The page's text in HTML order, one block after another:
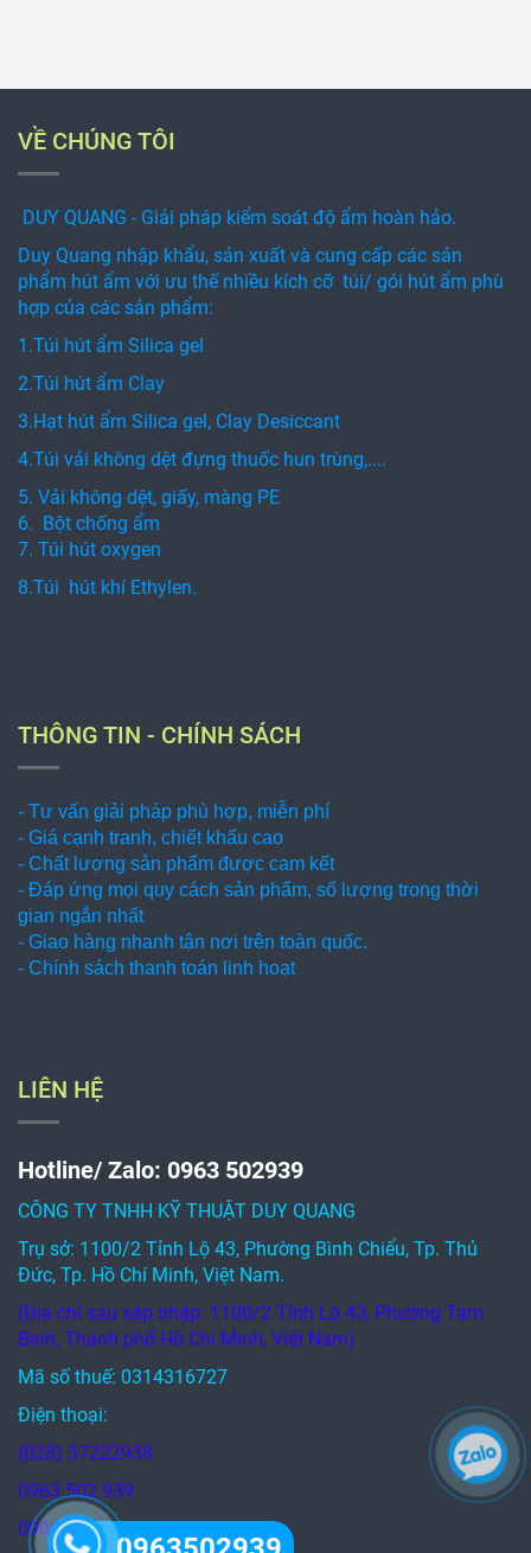
VỀ CHÚNG TÔI
DUY QUANG - Giải pháp kiểm soát độ ẩm hoàn hảo.
Duy Quang nhập khẩu, sản xuất và cung cấp các sản
phẩm hút ẩm với ưu thế nhiều kích cỡ túi/ gói hút ẩm phù
hợp của các sản phẩm:
1.Túi hút ẩm Silica gel
2.Túi hút ẩm Clay
3.Hạt hút ẩm Silica gel, Clay Desiccant
4.Túi vải không dệt đựng thuốc hun trùng,....
5. Vải không dệt, giấy, màng PE
6. Bột chống ẩm
7. Túi hút oxygen
8.Túi hút khí Ethylen.
THÔNG TIN - CHÍNH SÁCH
- Tư vấn giải pháp phù hợp, miễn phí
- Giá cạnh tranh, chiết khấu cao
- Chất lượng sản phẩm được cam kết
- Đáp ứng mọi quy cách sản phẩm, số lượng trong thời
gian ngắn nhất
- Giao hàng nhanh tận nơi trên toàn quốc.
- Chính sách thanh toán linh hoạt
LIÊN HỆ
Hotline/ Zalo: 0963 502939
CÔNG TY TNHH KỸ THUẬT DUY QUANG
Trụ sở: 1100/2 Tỉnh Lộ 43, Phường Bình Chiểu, Tp. Thủ
Đức, Tp. Hồ Chí Minh, Việt Nam.
(Địa chỉ sau sáp nhập: 1100/2 Tỉnh Lộ 43, Phường Tam
Bình, Thành phố Hồ Chí Minh, Việt Nam)
Mã số thuế: 0314316727
Điện thoại:
(028) 37222938
0963 502 939
0908 581 001